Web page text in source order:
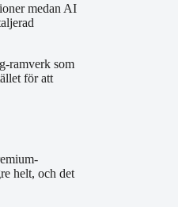
medan AI
ramverk som
för att
helt, och det